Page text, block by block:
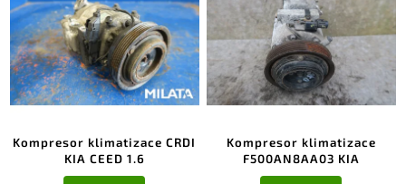
Kompresor klimatizace CRDI
KIA CEED 1.6
Kompresor klimatizace
F500AN8AA03 KIA